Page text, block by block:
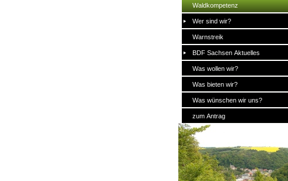
Waldkompetenz
Wer sind wir?
Warnstreik
BDF Sachsen Aktuelles
Was wollen wir?
Was bieten wir?
Was wünschen wir uns?
zum Antrag
Impressum